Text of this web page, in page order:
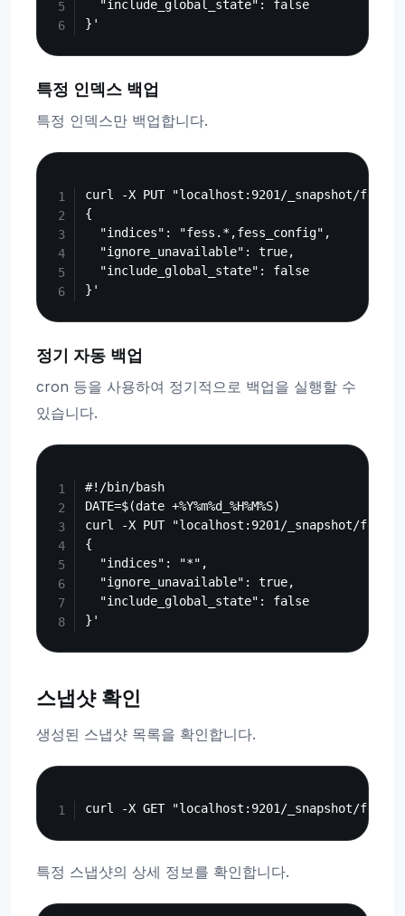
  "include_global_state": false
특정 인덱스 백업
특정 인덱스만 백업합니다.
curl -X PUT "localhost:9201/_snapshot/
{
  "indices": "fess.*,fess_config",
  "ignore_unavailable": true,
  "include_global_state": false
정기 자동 백업
cron 등을 사용하여 정기적으로 백업을 실행할 수
있습니다.
#!/bin/bash
DATE=$(date +%Y%m%d_%H%M%S)
curl -X PUT "localhost:9201/_snapshot/
{
  "indices": "*",
  "ignore_unavailable": true,
  "include_global_state": false
스냅샷 확인
생성된 스냅샷 목록을 확인합니다.
특정 스냅샷의 상세 정보를 확인합니다.